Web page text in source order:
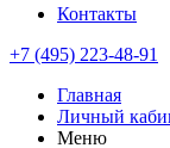
Контакты
+7 (495) 223-48-91
Главная
Личный
Меню